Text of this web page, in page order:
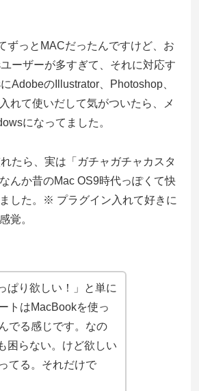
ずっとMACだったんですけど、お
ーザーが多すぎて、それに対応す
AdobeのIllustrator、Photoshop、
れて使いだして気がついたら、メ
になってました。
たら、実は「ガチャガチャカスタ
んか昔のMac OS9時代っぽくて快
した。※ プラグイン入れて好きに
覚。
ぱり欲しい！」と単に
トはMacBookを使っ
でる感じです。なの
困らない。けど欲しい
てる。それだけで